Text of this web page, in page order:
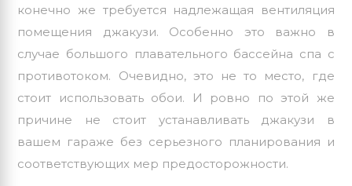
конечно же требуется надлежащая вентиляция
помещения джакузи. Особенно это важно в
случае большого плавательного бассейна спа с
противотоком. Очевидно, это не то место, где
стоит использовать обои. И ровно по этой же
причине не стоит устанавливать джакузи в
вашем гараже без серьезного планирования и
соответствующих мер предосторожности.